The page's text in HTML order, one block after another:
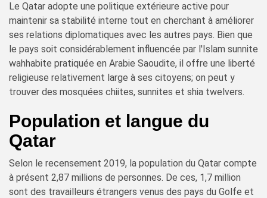
Le Qatar adopte une politique extérieure active pour
maintenir sa stabilité interne tout en cherchant à améliorer
ses relations diplomatiques avec les autres pays. Bien que
le pays soit considérablement influencée par l'Islam sunnite
wahhabite pratiquée en Arabie Saoudite, il offre une liberté
religieuse relativement large à ses citoyens; on peut y
trouver des mosquées chiites, sunnites et shia twelvers.
Population et langue du
Qatar
Selon le recensement 2019, la population du Qatar compte
à présent 2,87 millions de personnes. De ces, 1,7 million
sont des travailleurs étrangers venus des pays du Golfe et